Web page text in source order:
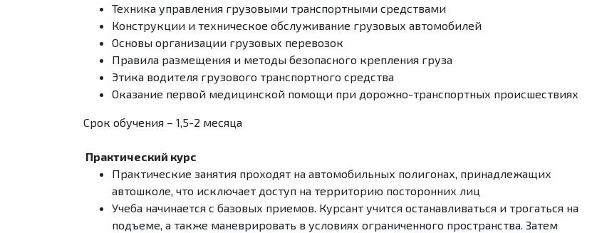
Техника управления грузовыми транспортными средствами
Конструкции и техническое обслуживание грузовых автомобилей
Основы организации грузовых перевозок
Правила размещения и методы безопасного крепления груза
Этика водителя грузового транспортного средства
Оказание первой медицинской помощи при дорожно-транспортных происшествиях
Срок обучения – 1,5-2 месяца
Практический курс
Практические занятия проходят на автомобильных полигонах, принадлежащих
автошколе, что исключает доступ на территорию посторонних лиц
Учеба начинается с базовых приемов. Курсант учится останавливаться и трогаться на
подъеме, а также маневрировать в условиях ограниченного пространства. Затем